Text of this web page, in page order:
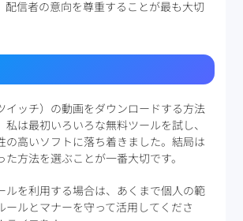
配信者の意向を尊重することが最も大切
イッチ）の動画をダウンロードする方法
私は最初いろいろな無料ツールを試し、
の高いソフトに落ち着きました。結局は
た方法を選ぶことが一番大切です。
ルを利用する場合は、あくまで個人の範
ールとマナーを守って活用してくださ